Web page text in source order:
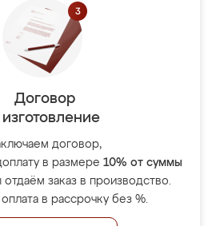
Договор
изготовление
договор,
в размере 10% от суммы
отдаём заказ в производство.
в рассрочку без %.